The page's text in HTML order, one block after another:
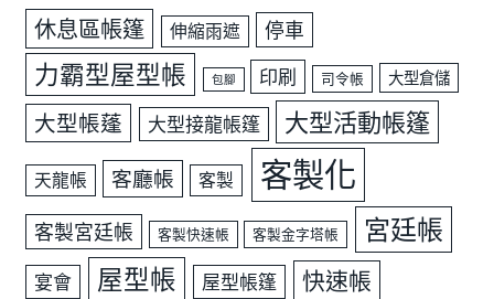
休息區帳篷 伸縮雨遮 停車
力霸型屋型帳 包腳 印刷 司令帳 大型倉儲
大型帳蓬 大型接龍帳篷 大型活動帳篷
天龍帳 客廳帳 客製 客製化
客製宮廷帳 客製快速帳 客製金字塔帳 宮廷帳
宴會 屋型帳 屋型帳篷 快速帳